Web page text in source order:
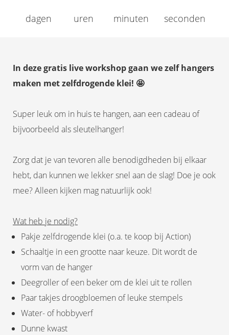
dagen uren minuten seconden
In deze gratis live workshop gaan we zelf hangers
maken met zelfdrogende klei! 🤩
Super leuk om in huis te hangen, aan een cadeau of
bijvoorbeeld als sleutelhanger!
Zorg dat je van tevoren alle benodigdheden bij elkaar
hebt, dan kunnen we lekker snel aan de slag! Doe je ook
mee? Alleen kijken mag natuurlijk ook!
Wat heb je nodig?
Pakje zelfdrogende klei (o.a. te koop bij Action)
Schaaltje in een grootte naar keuze. Dit wordt de
vorm van de hanger
Deegroller of een beker om de klei uit te rollen
Paar takjes droogbloemen of leuke stempels
Water- of hobbyverf
Dunne kwast